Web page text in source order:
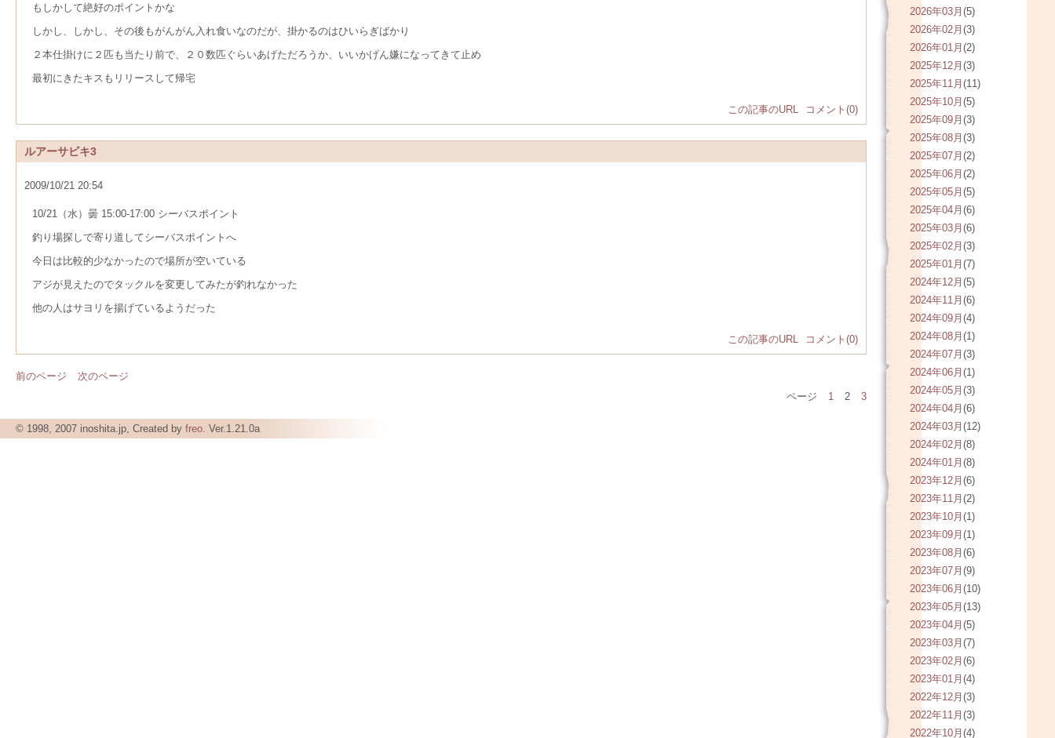
もしかして絶好のポイントかな
しかし、しかし、その後もがんがん入れ食いなのだが、掛かるのはひいらぎばかり
２本仕掛けに２匹も当たり前で、２０数匹ぐらいあげただろうか、いいかげん嫌になってきて止め
最初にきたキスもリリースして帰宅
この記事のURL コメント(0)
ルアーサビキ3
2009/10/21 20:54
10/21（水）曇 15:00-17:00 シーバスポイント
釣り場探しで寄り道してシーバスポイントへ
今日は比較的少なかったので場所が空いている
アジが見えたのでタックルを変更してみたが釣れなかった
他の人はサヨリを揚げているようだった
この記事のURL コメント(0)
前のページ
次のページ
ページ
1 2 3
2026年03月 (5)
2026年02月 (3)
2026年01月 (2)
2025年12月 (3)
2025年11月 (11)
2025年10月 (5)
2025年09月 (3)
2025年08月 (3)
2025年07月 (2)
2025年06月 (2)
2025年05月 (5)
2025年04月 (6)
2025年03月 (6)
2025年02月 (3)
2025年01月 (7)
2024年12月 (5)
2024年11月 (6)
2024年09月 (4)
2024年08月 (1)
2024年07月 (3)
2024年06月 (1)
2024年05月 (3)
2024年04月 (6)
2024年03月 (12)
2024年02月 (8)
2024年01月 (8)
2023年12月 (6)
2023年11月 (2)
2023年10月 (1)
2023年09月 (1)
2023年08月 (6)
2023年07月 (9)
2023年06月 (10)
2023年05月 (13)
2023年04月 (5)
2023年03月 (7)
2023年02月 (6)
2023年01月 (4)
2022年12月 (3)
2022年11月 (3)
2022年10月 (4)
© 1998, 2007 inoshita.jp, Created by freo. Ver.1.21.0a